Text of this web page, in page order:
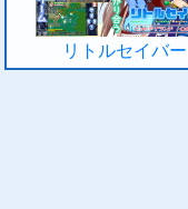
リトルセイバー